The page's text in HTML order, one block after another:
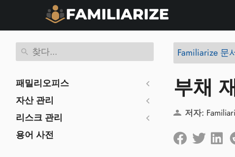
패밀리오피스
자산 관리
리스크 관리
용어 사전
Familiarize 문
부채
저자: